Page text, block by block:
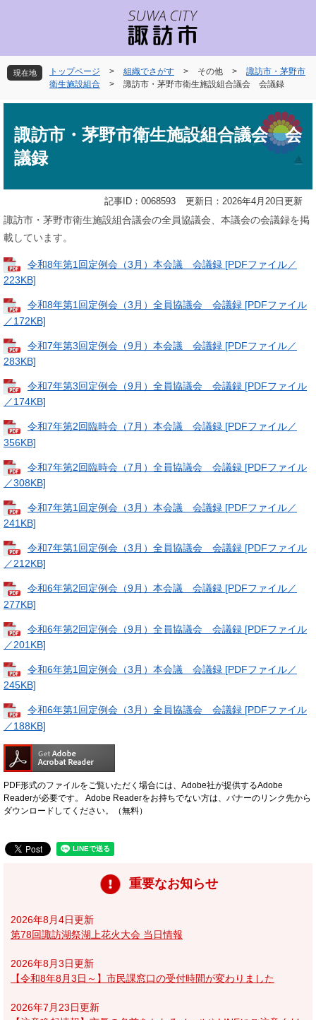
先
頭
を
飛
現在地 トップページ > 組織でさがす > その他 >
諏訪市・茅野市
衛生施設組合
> 諏訪市・茅野市衛生施設組合議会 会議録
諏訪市・茅野市衛生施設組合議会 会
議録
記事ID：0068593 更新日：2026年4月20日更新
諏訪市・茅野市衛生施設組合議会の全員協議会、本議会の会議録を掲
載しています。
令和8年第1回定例会（3月）本会議 会議録 [PDFファイル／
223KB]
令和8年第1回定例会（3月）全員協議会 会議録 [PDFファイル
／172KB]
令和7年第3回定例会（9月）本会議 会議録 [PDFファイル／
283KB]
令和7年第3回定例会（9月）全員協議会 会議録 [PDFファイル
／174KB]
令和7年第2回臨時会（7月）本会議 会議録 [PDFファイル／
356KB]
令和7年第2回臨時会（7月）全員協議会 会議録 [PDFファイル
／308KB]
令和7年第1回定例会（3月）本会議 会議録 [PDFファイル／
241KB]
令和7年第1回定例会（3月）全員協議会 会議録 [PDFファイル
／212KB]
令和6年第2回定例会（9月）本会議 会議録 [PDFファイル／
277KB]
令和6年第2回定例会（9月）全員協議会 会議録 [PDFファイル
／201KB]
令和6年第1回定例会（3月）本会議 会議録 [PDFファイル／
245KB]
令和6年第1回定例会（3月）全員協議会 会議録 [PDFファイル
／188KB]
PDF形式のファイルをご覧いただく場合には、Adobe社が提供するAdobe
Readerが必要です。
Adobe Readerをお持ちでない方は、バナーのリンク先から
ダウンロードしてください。（無料）
重要なお知らせ
2026年8月4日更新
第78回諏訪湖祭湖上花火大会 当日情報
2026年8月3日更新
【令和8年8月3日～】市民課窓口の受付時間が変わりました
2026年7月23日更新